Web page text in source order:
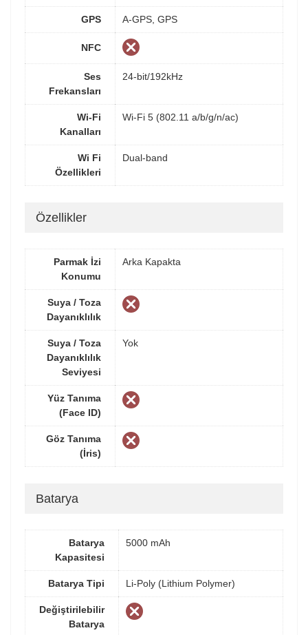
GPS A-GPS, GPS
NFC
Ses
Frekansları
24-bit/192kHz
Wi-Fi
Kanalları
Wi-Fi 5 (802.11 a/b/g/n/ac)
Wi Fi
Özellikleri
Dual-band
Özellikler
Parmak İzi
Konumu
Arka Kapakta
Suya / Toza
Dayanıklılık
Suya / Toza
Dayanıklılık
Seviyesi
Yok
Yüz Tanıma
(Face ID)
Göz Tanıma
(İris)
Batarya
Batarya
Kapasitesi
5000 mAh
Batarya Tipi Li-Poly (Lithium Polymer)
Değiştirilebilir
Batarya